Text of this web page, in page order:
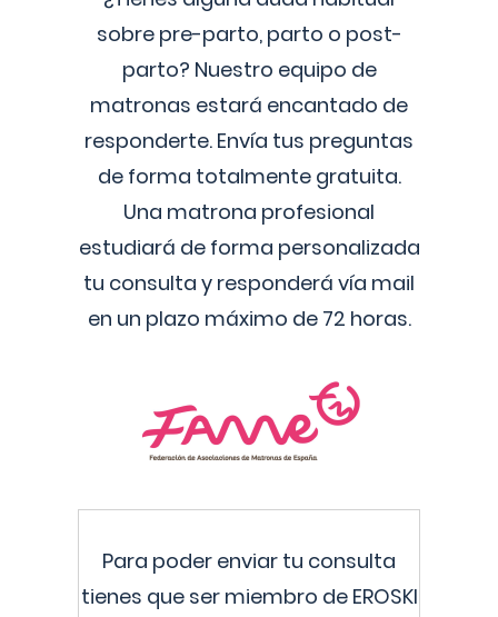
sobre pre-parto, parto o post-
parto? Nuestro equipo de
matronas estará encantado de
responderte. Envía tus preguntas
de forma totalmente gratuita.
Una matrona profesional
estudiará de forma personalizada
tu consulta y responderá vía mail
en un plazo máximo de 72 horas.
Para poder enviar tu consulta
tienes que ser miembro de EROSKI